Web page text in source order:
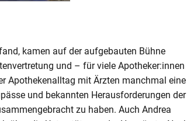
kamen auf der aufgebauten Bühne
und – für viele Apotheker:innen
Apothekenalltag mit Ärzten manchmal eine
und bekannten Herausforderungen der
zu haben. Auch Andrea